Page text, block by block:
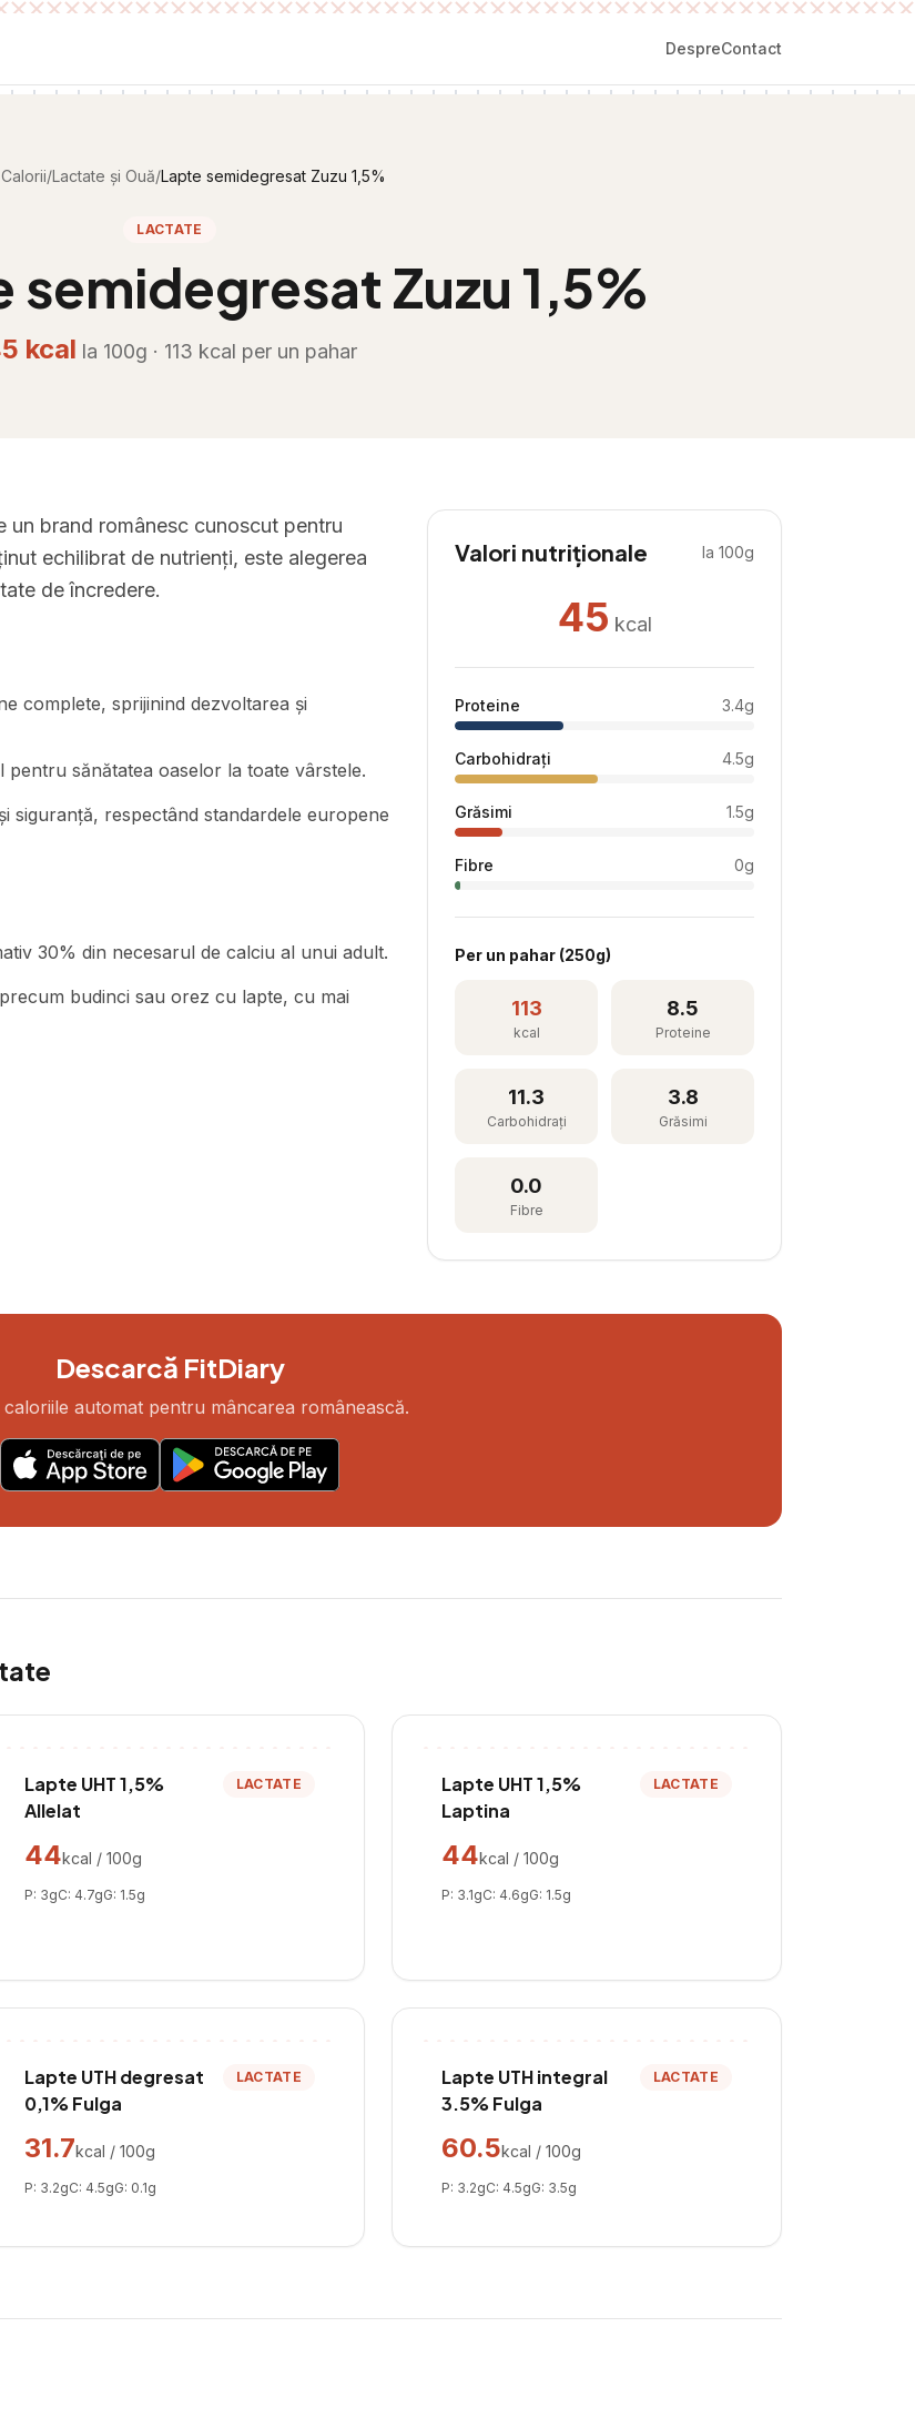
DespreContact
/Lactate și Ouă/Lapte semidegresat Zuzu 1,5%
LACTATE
semidegresat Zuzu 1,5%
kcal la 100g · 113 kcal per un pahar
un brand românesc cunoscut pentru
echilibrat de nutrienți, este alegerea
de încredere.
complete, sprijinind dezvoltarea și
sănătatea oaselor la toate vârstele.
siguranță, respectând standardele europene
30% din necesarul de calciu al unui adult.
budinci sau orez cu lapte, cu mai
Valori nutriționale la 100g
45 kcal
Proteine 3.4g
Carbohidrați 4.5g
Grăsimi 1.5g
Fibre 0g
Per un pahar (250g)
113
kcal
8.5
Proteine
11.3
Carbohidrați
3.8
Grăsimi
0.0
Fibre
Descarcă FitDiary
automat pentru mâncarea românească.
Lapte UHT 1,5%
Allelat
LACTATE
44kcal / 100g
P: 3gC: 4.7gG: 1.5g
Lapte UHT 1,5%
Laptina
LACTATE
44kcal / 100g
P: 3.1gC: 4.6gG: 1.5g
Lapte UTH degresat
0,1% Fulga
LACTATE
31.7kcal / 100g
P: 3.2gC: 4.5gG: 0.1g
Lapte UTH integral
3.5% Fulga
LACTATE
60.5kcal / 100g
P: 3.2gC: 4.5gG: 3.5g